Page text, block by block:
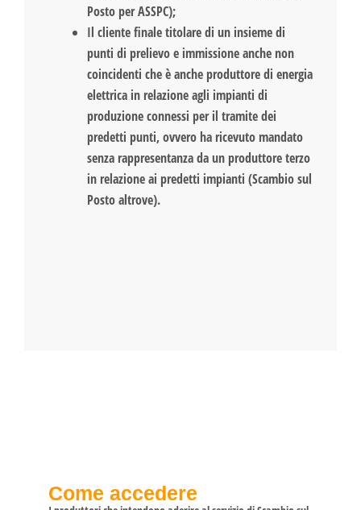
Posto per ASSPC);
Il cliente finale titolare di un insieme di
punti di prelievo e immissione anche non
coincidenti che è anche produttore di energia
elettrica in relazione agli impianti di
produzione connessi per il tramite dei
predetti punti, ovvero ha ricevuto mandato
senza rappresentanza da un produttore terzo
in relazione ai predetti impianti (Scambio sul
Posto altrove).
Come accedere